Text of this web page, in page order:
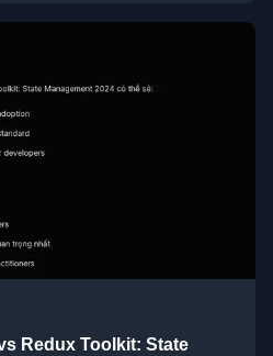
Redux Toolkit: State